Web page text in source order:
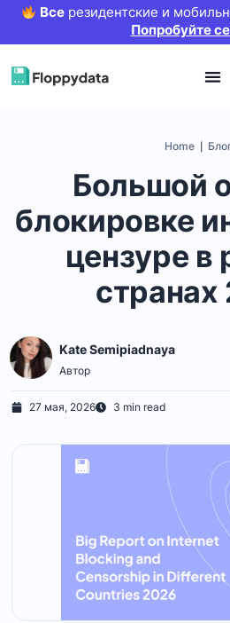
Всерезидентские и
Попробуйте
Home
Большой
блокировке
цензуре в
странах
Kate Semipiadnaya
Автор
27 мая, 2026 3 min read